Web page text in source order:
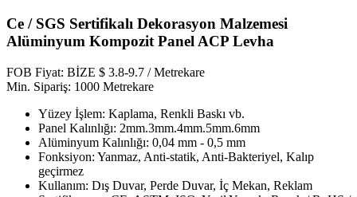
Ce / SGS Sertifikalı Dekorasyon Malzemesi
Alüminyum Kompozit Panel ACP Levha
FOB Fiyat: BİZE $ 3.8-9.7 / Metrekare
Min. Sipariş: 1000 Metrekare
Yüzey İşlem: Kaplama, Renkli Baskı vb.
Panel Kalınlığı: 2mm.3mm.4mm.5mm.6mm
Alüminyum Kalınlığı: 0,04 mm - 0,5 mm
Fonksiyon: Yanmaz, Anti-statik, Anti-Bakteriyel, Kalıp
geçirmez
Kullanım: Dış Duvar, Perde Duvar, İç Mekan, Reklam